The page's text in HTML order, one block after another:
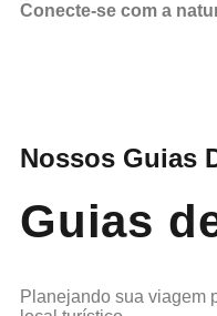
Conecte-se com a
Nossos Guias
Guias
Planejando sua viagem